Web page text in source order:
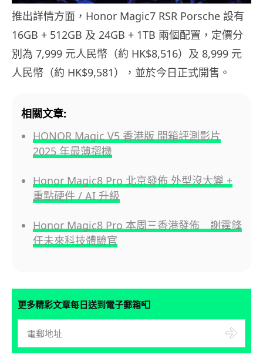
推出詳情方面，Honor Magic7 RSR Porsche 設有
16GB + 512GB 及 24GB + 1TB 兩個配置，定價分
別為 7,999 元人民幣（約 HK$8,516）及 8,999 元
人民幣（約 HK$9,581），並於今日正式開售。
相關文章:
HONOR Magic V5 香港版 開箱評測影片
2025 年最薄摺機
Honor Magic8 Pro 北京發佈 外型沒大變 +
重點硬件 / AI 升級
Honor Magic8 Pro 本周三香港發佈 謝霆鋒
任未來科技體驗官
更多精彩文章每日送到電子郵箱📮